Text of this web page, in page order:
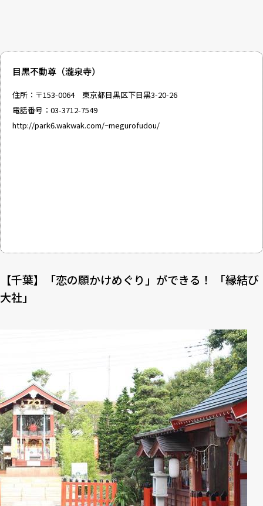
目黒不動尊（瀧泉寺）
住所：〒153-0064 東京都目黒区下目黒3-20-26
電話番号：03-3712-7549
http://park6.wakwak.com/~megurofudou/
【千葉】「恋の願かけめぐり」ができる！ 「縁結び
大社」